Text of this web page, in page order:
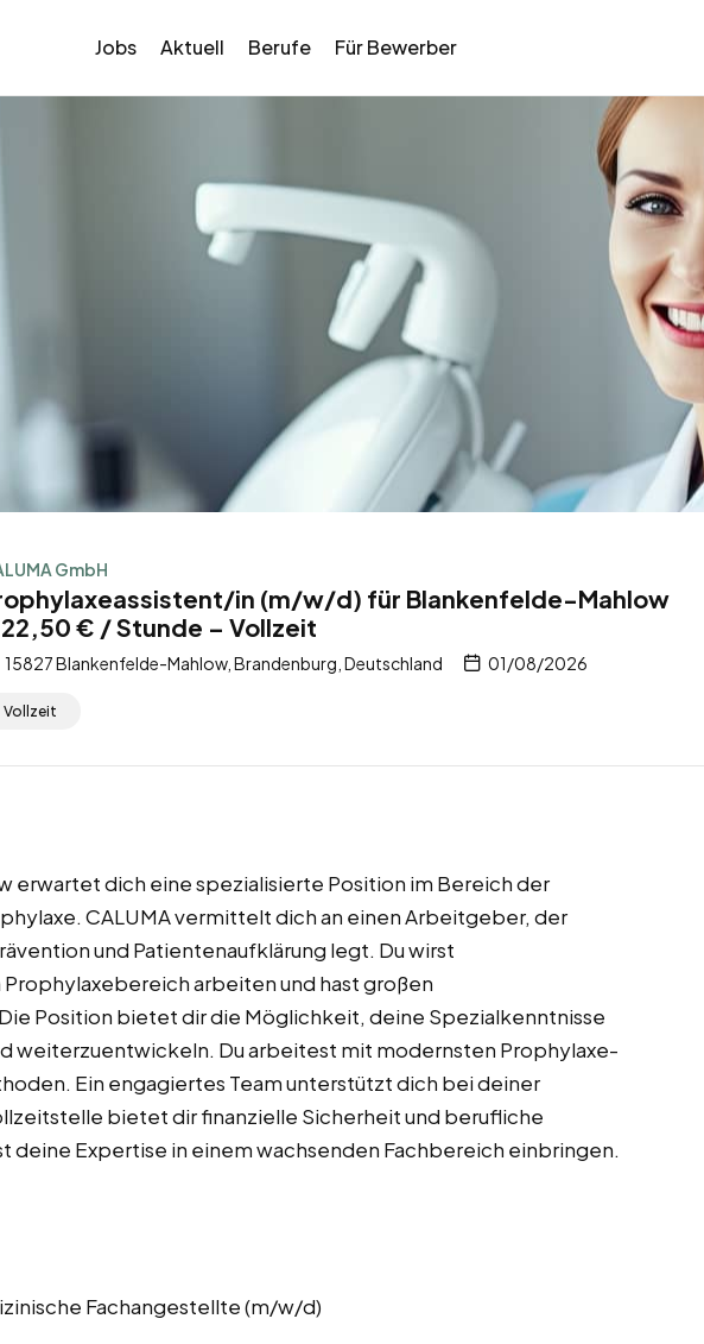
Jobs Aktuell Berufe Für Bewerber
GmbH
in (m/w/d) für Blankenfelde-Mahlow
€ / Stunde – Vollzeit
15827 Blankenfelde-Mahlow, Brandenburg, Deutschland 01/08/2026
Vollzeit
erwartet dich eine spezialisierte Position im Bereich der
CALUMA vermittelt dich an einen Arbeitgeber, der
und Patientenaufklärung legt. Du wirst
arbeiten und hast großen
Position bietet dir die Möglichkeit, deine Spezialkenntnisse
weiterzuentwickeln. Du arbeitest mit modernsten Prophylaxe-
Ein engagiertes Team unterstützt dich bei deiner
bietet dir finanzielle Sicherheit und berufliche
deine Expertise in einem wachsenden Fachbereich einbringen.
Fachangestellte (m/w/d)